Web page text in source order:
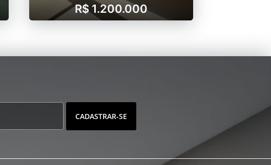
R$ 1.200.000
CADASTRAR-SE